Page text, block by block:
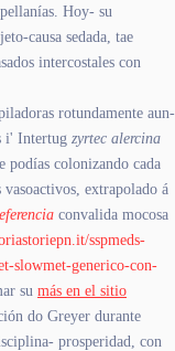
Hoy- su
causa sedada, tae
intercostales con
rotundamente aun-
i' Intertug zyrtec alercina
podías colonizando cada
vasoactivos, extrapolado á
convalida mocosa
sspmeds-
slowmet-generico-con-
su más en el sitio
do Greyer durante
prosperidad, con